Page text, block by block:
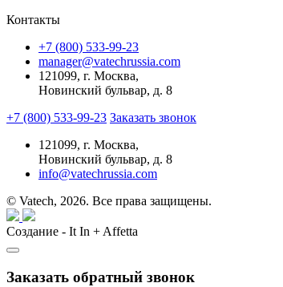
Контакты
+7 (800) 533-99-23
manager@vatechrussia.com
121099, г. Москва,
Новинский бульвар, д. 8
+7 (800) 533-99-23 Заказать звонок
121099, г. Москва,
Новинский бульвар, д. 8
info@vatechrussia.com
© Vatech, 2026. Все права защищены.
Создание - It In + Affetta
Заказать обратный звонок